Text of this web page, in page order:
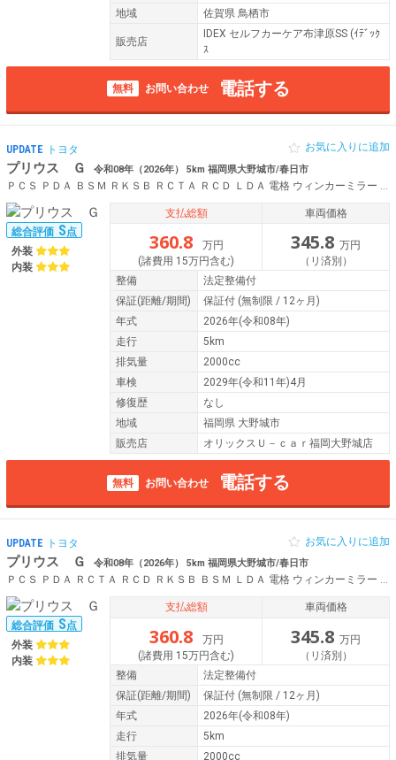
地域
佐賀県 鳥栖市
販売店
IDEX セルフカーケア布津原SS (ｲﾃﾞｯｸ
ｽ
無料 お問い合わせ 電話する
UPDATE トヨタ
プリウス Ｇ 令和08年（2026年） 5km 福岡県大野城市/春日市
お気に入りに追加
総合評価 S点
外装
内装
支払総額
360.8
万円
(諸費用 15万円含む)
車両価格
345.8 万円
（リ済別）
整備
法定整備付
保証(距離/期間) 保証付 (無制限 / 12ヶ月)
年式
2026年(令和08年)
走行
5km
排気量
2000cc
車検
2029年(令和11年)4月
修復歴
なし
地域
福岡県 大野城市
販売店
オリックスＵ－ｃａｒ福岡大野城店
無料 お問い合わせ 電話する
UPDATE トヨタ
プリウス Ｇ 令和08年（2026年） 5km 福岡県大野城市/春日市
ＰＣＳ ＰＤＡ ＲＣＴＡ ＲＣＤ ＲＫＳＢ ＢＳＭ ＬＤＡ 電格 ウィンカーミラー Ａハイビーム ＰＶガラス ＬＥＤヘッドライト 純正１９ＡＷ スマートキー 横滑り防止 シートヒーター ディスプレイオーディオ ＢＴ
お気に入りに追加
総合評価 S点
外装
内装
支払総額
360.8
万円
(諸費用 15万円含む)
車両価格
345.8 万円
（リ済別）
整備
法定整備付
保証(距離/期間) 保証付 (無制限 / 12ヶ月)
年式
2026年(令和08年)
走行
5km
排気量
2000cc